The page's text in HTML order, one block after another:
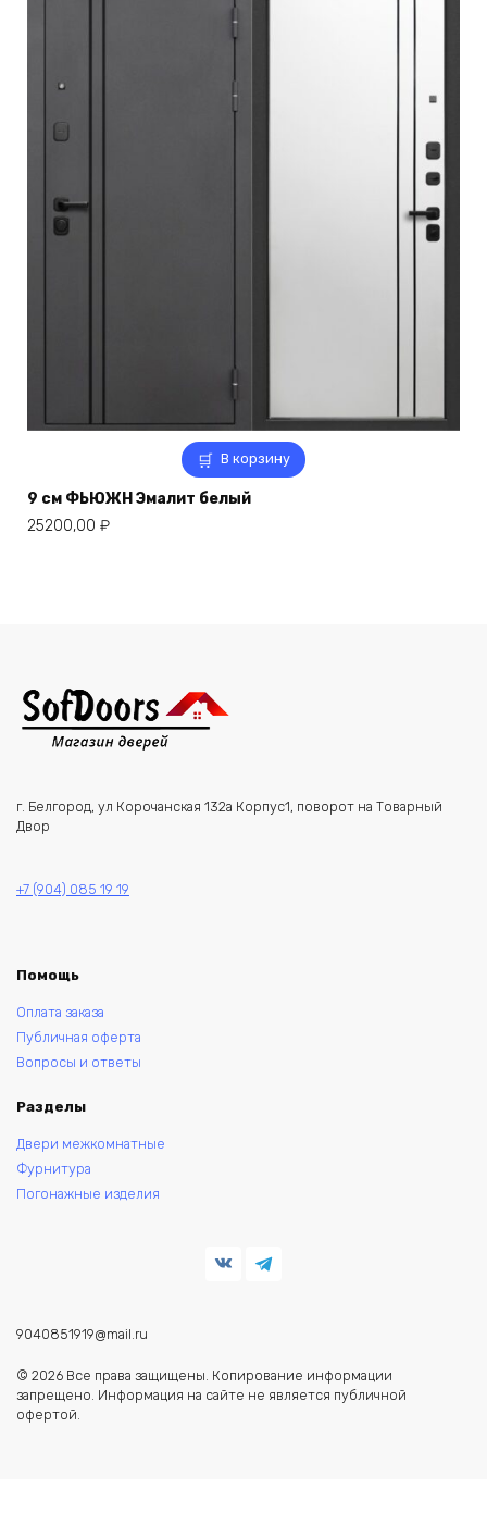
В корзину
9 см ФЬЮЖН Эмалит белый
25200,00 ₽
г. Белгород, ул Корочанская 132а Корпус1, поворот на Товарный
Двор
+7 (904) 085 19 19
Помощь
Оплата заказа
Публичная оферта
Вопросы и ответы
Разделы
Двери межкомнатные
Фурнитура
Погонажные изделия
9040851919@mail.ru
© 2026 Все права защищены. Копирование информации
запрещено. Информация на сайте не является публичной
офертой.